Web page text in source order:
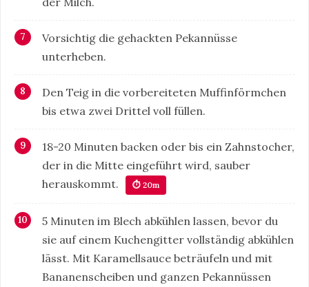
Vorsichtig die gehackten Pekannüsse
unterheben.
Den Teig in die vorbereiteten Muffinförmchen
bis etwa zwei Drittel voll füllen.
18-20 Minuten backen oder bis ein Zahnstocher,
der in die Mitte eingeführt wird, sauber
herauskommt.
⏱ 20m
5 Minuten im Blech abkühlen lassen, bevor du
sie auf einem Kuchengitter vollständig abkühlen
lässt. Mit Karamellsauce beträufeln und mit
Bananenscheiben und ganzen Pekannüssen